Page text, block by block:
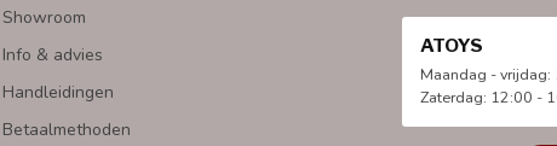
Showroom
Info & advies
Handleidingen
Betaalmethoden
ATOYS
Maandag -
Zaterdag: 12:00 -